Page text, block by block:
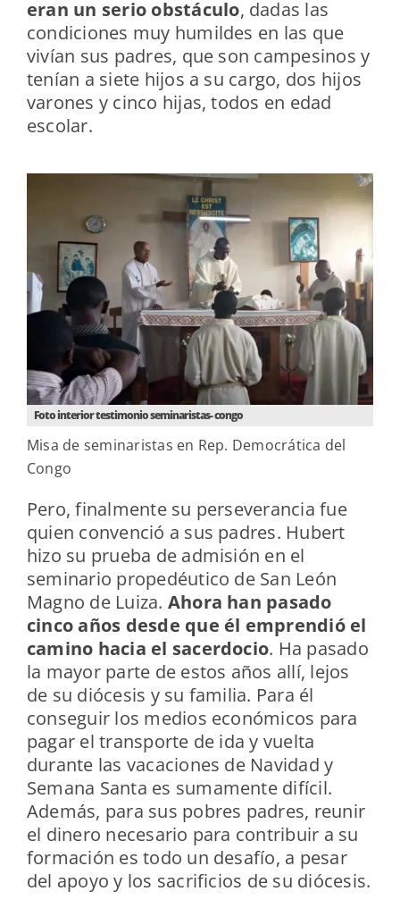
eran un serio obstáculo, dadas las
condiciones muy humildes en las que
vivían sus padres, que son campesinos y
tenían a siete hijos a su cargo, dos hijos
varones y cinco hijas, todos en edad
escolar.
Foto interior testimonio seminaristas- congo
Misa de seminaristas en Rep. Democrática del
Congo
Pero, finalmente su perseverancia fue
quien convenció a sus padres. Hubert
hizo su prueba de admisión en el
seminario propedéutico de San León
Magno de Luiza. Ahora han pasado
cinco años desde que él emprendió el
camino hacia el sacerdocio. Ha pasado
la mayor parte de estos años allí, lejos
de su diócesis y su familia. Para él
conseguir los medios económicos para
pagar el transporte de ida y vuelta
durante las vacaciones de Navidad y
Semana Santa es sumamente difícil.
Además, para sus pobres padres, reunir
el dinero necesario para contribuir a su
formación es todo un desafío, a pesar
del apoyo y los sacrificios de su diócesis.